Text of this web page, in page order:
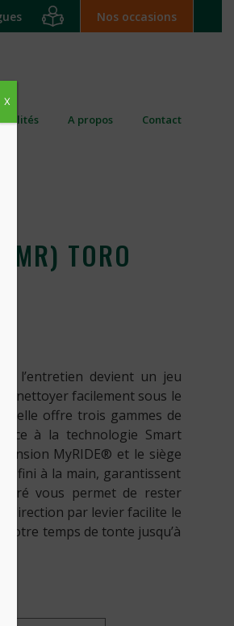
Nos occasions
A propos Contact
TORO
l’entretien devient un jeu
nettoyer facilement sous le
elle offre trois gammes de
à la technologie Smart
MyRIDE® et le siège
fini à la main, garantissent
vous permet de rester
direction par levier facilite le
temps de tonte jusqu’à
X